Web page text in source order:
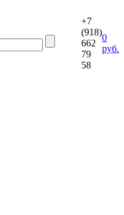
+7
(918)
662
79
58
0
руб.